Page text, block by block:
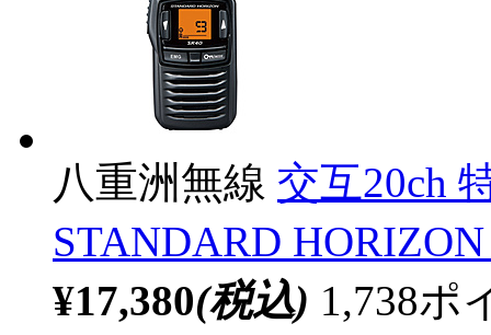
八重洲無線 交互20ch
STANDARD
¥17,380(税込) 1,738ポ